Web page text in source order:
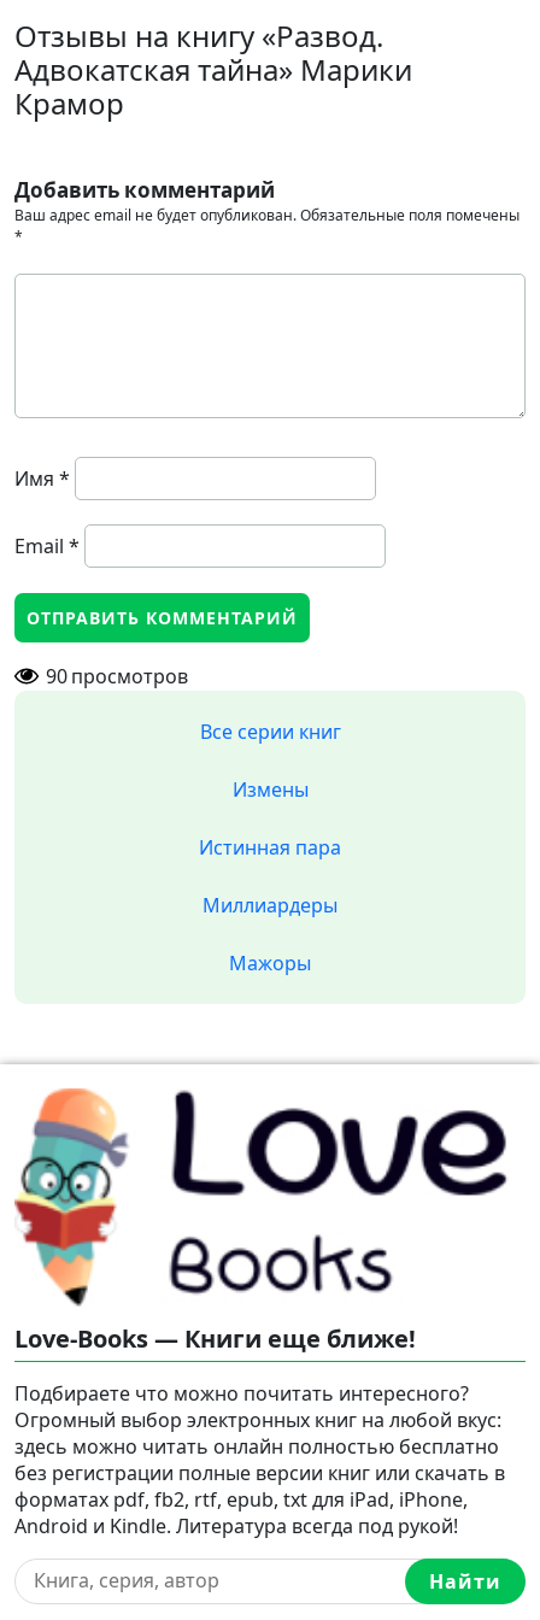
Отзывы на книгу «Развод.
Адвокатская тайна» Марики
Крамор
Добавить комментарий
Ваш адрес email не будет опубликован.Обязательные поля помечены
*
Имя *
Email *
90просмотров
Все серии книг
Измены
Истинная пара
Миллиардеры
Мажоры
Love-Books — Книги еще ближе!
Подбираете что можно почитать интересного?
Огромный выбор электронных книг на любой вкус:
здесь можно читать онлайн полностью бесплатно
без регистрации полные версии книг или скачать в
форматах pdf, fb2, rtf, epub, txt для iPad, iPhone,
Android и Kindle. Литература всегда под рукой!
Найти